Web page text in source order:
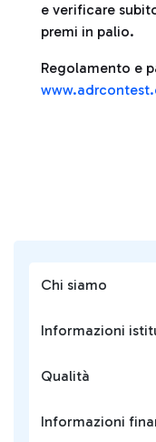
Chi siamo
Informazioni
Qualità
Informazioni
e verificare
premi in palio.
Regolamento e